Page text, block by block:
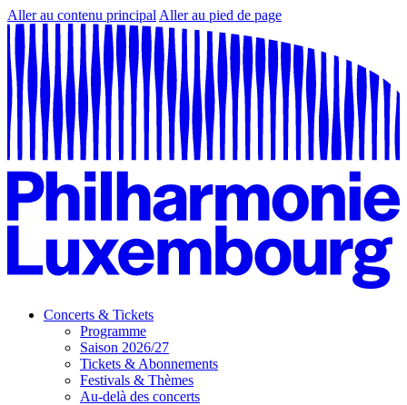
Aller au contenu principal Aller au pied de page
Concerts & Tickets
Programme
Saison 2026/27
Tickets & Abonnements
Festivals & Thèmes
Au-delà des concerts